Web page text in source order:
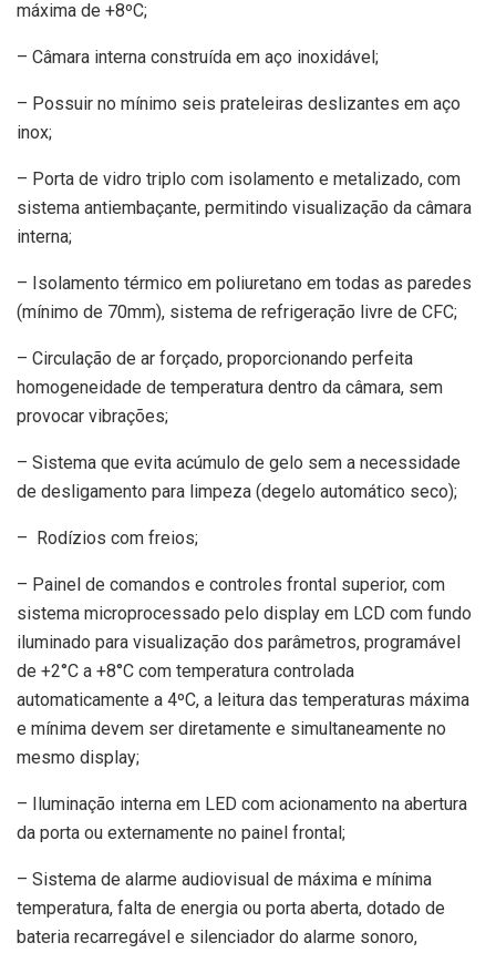
máxima de +8ºC;
– Câmara interna construída em aço inoxidável;
– Possuir no mínimo seis prateleiras deslizantes em aço
inox;
– Porta de vidro triplo com isolamento e metalizado, com
sistema antiembaçante, permitindo visualização da câmara
interna;
– Isolamento térmico em poliuretano em todas as paredes
(mínimo de 70mm), sistema de refrigeração livre de CFC;
– Circulação de ar forçado, proporcionando perfeita
homogeneidade de temperatura dentro da câmara, sem
provocar vibrações;
– Sistema que evita acúmulo de gelo sem a necessidade
de desligamento para limpeza (degelo automático seco);
– Rodízios com freios;
– Painel de comandos e controles frontal superior, com
sistema microprocessado pelo display em LCD com fundo
iluminado para visualização dos parâmetros, programável
de +2°C a +8°C com temperatura controlada
automaticamente a 4ºC, a leitura das temperaturas máxima
e mínima devem ser diretamente e simultaneamente no
mesmo display;
– Iluminação interna em LED com acionamento na abertura
da porta ou externamente no painel frontal;
– Sistema de alarme audiovisual de máxima e mínima
temperatura, falta de energia ou porta aberta, dotado de
bateria recarregável e silenciador do alarme sonoro,